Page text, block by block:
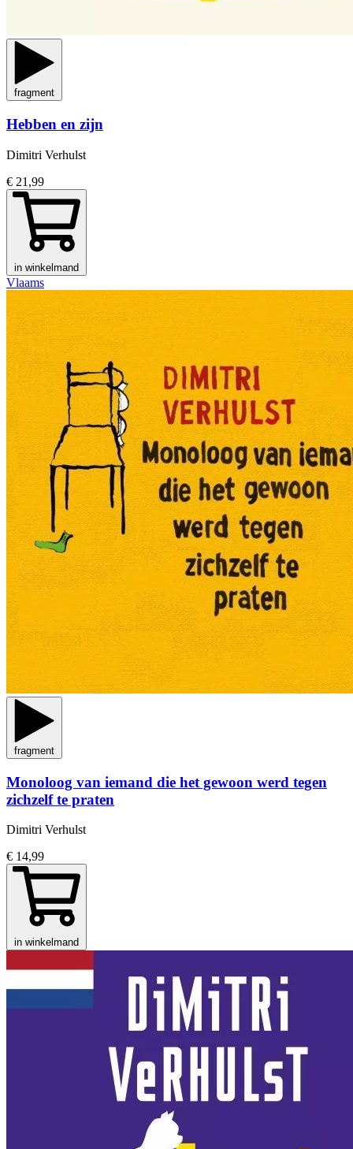
fragment
Hebben en zijn
Dimitri Verhulst
€ 21,99
in winkelmand
Vlaams
fragment
Monoloog van iemand die het gewoon werd tegen
zichzelf te praten
Dimitri Verhulst
€ 14,99
in winkelmand